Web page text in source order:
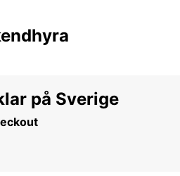
på Sverige